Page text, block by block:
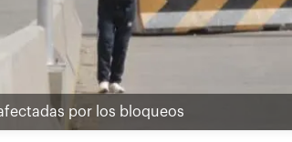
por los bloqueos